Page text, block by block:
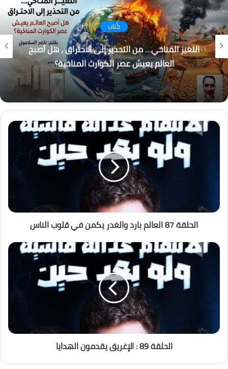
كُتاب
التغير المناخي… من التحذير إلى الاحتراق ، هل أصبح
العالم يعيش عصر الكوارث المناخية؟
الحلقة 87 العالم بارد والغدر يكمن في قلوب الناس
الحلقة 89 : الإغريق يقدمون الهدايا